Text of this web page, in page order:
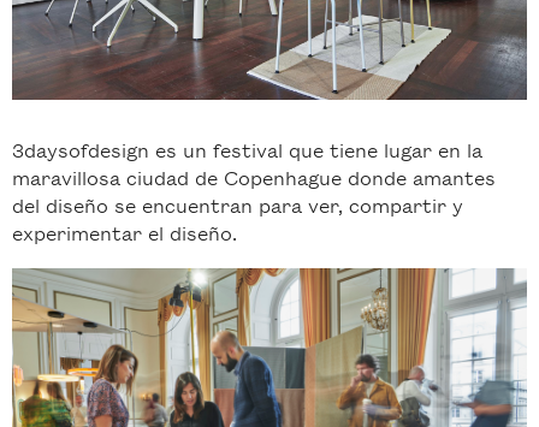
3daysofdesign es un festival que tiene lugar en la
maravillosa ciudad de Copenhague donde amantes
del diseño se encuentran para ver, compartir y
experimentar el diseño.